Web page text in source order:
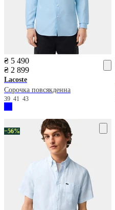
₴ 5 490
₴ 2 899
Lacoste
Сорочка повсякденна
39 41 43
−56%